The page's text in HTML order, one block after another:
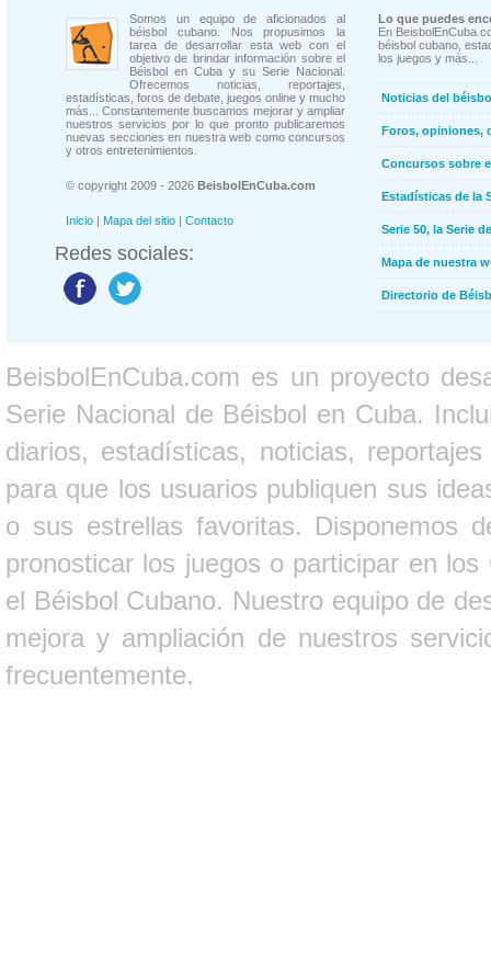
Somos un equipo de aficionados al
béisbol cubano. Nos propusimos la
tarea de desarrollar esta web con el
objetivo de brindar información sobre el
Béisbol en Cuba y su Serie Nacional.
Ofrecemos noticias, reportajes,
estadísticas, foros de debate, juegos online y mucho
más... Constantemente buscamos mejorar y ampliar
nuestros servicios por lo que pronto publicaremos
nuevas secciones en nuestra web como concursos
y otros entretenimientos.
© copyright 2009 - 2026 BeisbolEnCuba.com
Inicio | Mapa del sitio | Contacto
Redes sociales:
Lo que puedes
En
béisbol cubano,
los juegos y más...
Noticias del
Foros, opiniones,
Concursos sobre
Estadísticas de la
Serie 50, la Serie
Mapa de nuestra
Directorio de
BeisbolEnCuba.com es un proyecto
Serie Nacional de Béisbol en Cuba.
diarios, estadísticas, noticias,
para que los usuarios publiquen sus
o sus estrellas favoritas. Disponemos
pronosticar los juegos o participar en
el Béisbol Cubano. Nuestro equipo de
mejora y ampliación de nuestros
frecuentemente.